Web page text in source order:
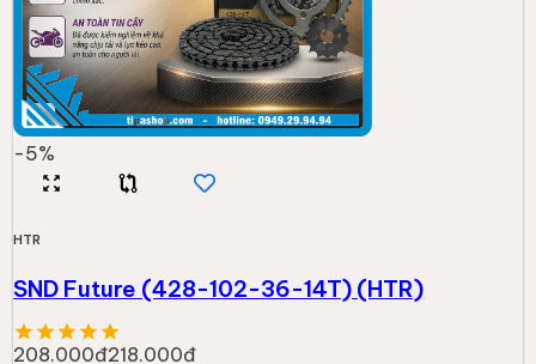
-5%
HTR
SND Future (428-102-36-14T) (HTR)
208.000đ218.000đ